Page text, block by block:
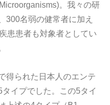
。我々の研
300名弱の健常者に加え
患患者も対象者としてい
得られた日本人のエンテ
タイプでした。この5タイ